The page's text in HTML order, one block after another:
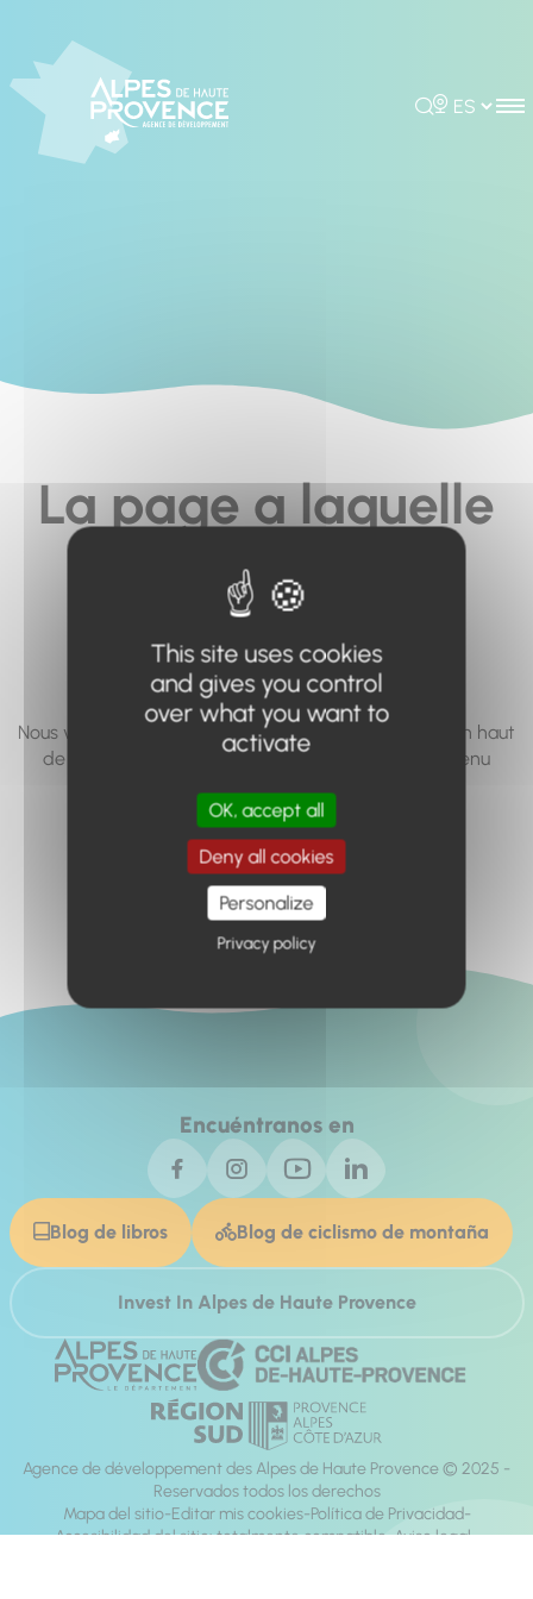
Rechercher
Choisir la
La page a laquelle
vous cherchez à
accéder n'existe
pas... ou plus.
Nous vous invitons à utiliser le moteur de recherche en haut
de page, ou à utiliser le menu pour trouver le contenu
Retour à l'accueil
Encuéntranos en
Blog de libros Blog de ciclismo de montaña
Invest In Alpes de Haute Provence
Agence de développement des Alpes de Haute Provence © 2025 -
Reservados todos los derechos
Mapa del sitio Editar mis cookies Política de Privacidad
Accesibilidad del sitio: totalmente compatible Aviso legal
This site uses cookies
and gives you control
over what you want to
activate
OK, accept all
Deny all cookies
Personalize
Privacy policy